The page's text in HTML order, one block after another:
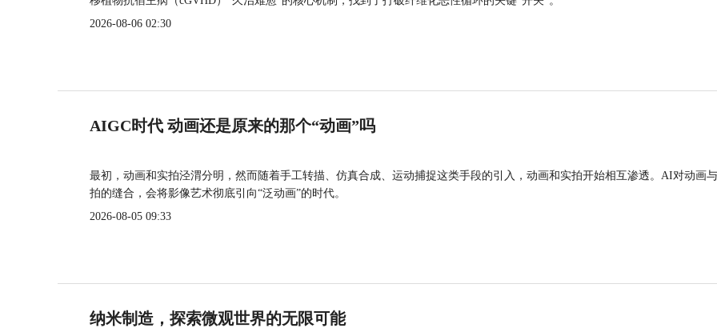
2026-08-06 02:30
AIGC时代 动画还是原来的那个“动画”吗
最初，动画和实拍泾渭分明，然而随着手工转描、仿真合成、运动捕捉这类手段的引入，动画和实拍开始相互渗透。AI对动画
拍的缝合，会将影像艺术彻底引向“泛动画”的时代。
2026-08-05 09:33
纳米制造，探索微观世界的无限可能